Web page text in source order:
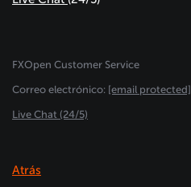
FXOpen Customer Service
Сorreo electrónico: [email protected]
Live Chat (24/5)
Atrás